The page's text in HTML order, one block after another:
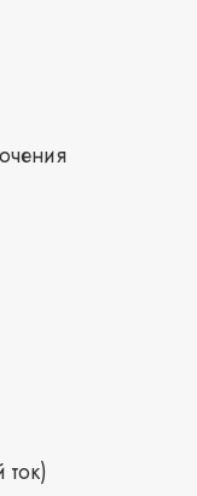
надежную защиту